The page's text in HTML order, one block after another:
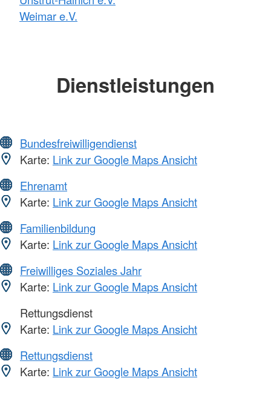
Weimar e.V.
Dienstleistungen
Bundesfreiwilligendienst
Karte: Link zur Google Maps Ansicht
Ehrenamt
Karte: Link zur Google Maps Ansicht
Familienbildung
Karte: Link zur Google Maps Ansicht
Freiwilliges Soziales Jahr
Karte: Link zur Google Maps Ansicht
Rettungsdienst
Karte: Link zur Google Maps Ansicht
Rettungsdienst
Karte: Link zur Google Maps Ansicht